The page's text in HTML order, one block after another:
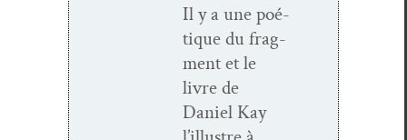
Il y a une poé­
tique du frag­
ment et le
livre de
Daniel Kay